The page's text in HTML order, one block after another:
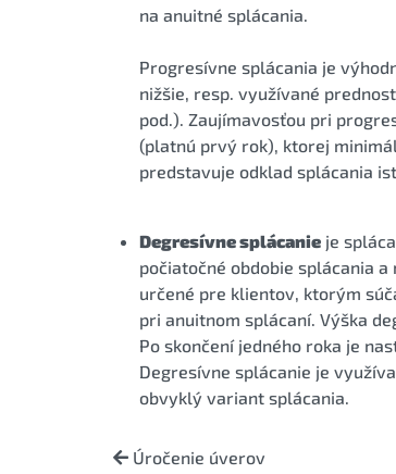
na anuitné splácania.
Progresívne splácania je
nižšie, resp. využívané
pod.). Zaujímavosťou pri
(platnú prvý rok), ktorej
predstavuje odklad splácania
Degresívne splácanie je
počiatočné obdobie splácania
určené pre klientov, ktorým
pri anuitnom splácaní. Výška
Po skončení jedného roka je
Degresívne splácanie je
obvyklý variant splácania.
Úročenie úverov